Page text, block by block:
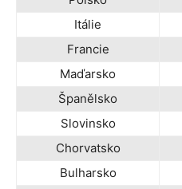
Itálie
Francie
Maďarsko
Španělsko
Slovinsko
Chorvatsko
Bulharsko